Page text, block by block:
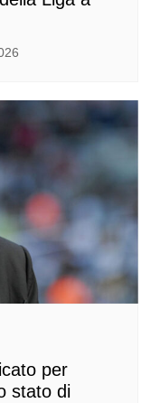
per
stato di